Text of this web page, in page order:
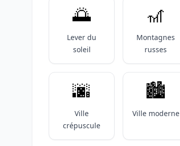
🌅
Lever du
soleil
🎢
Montagnes
russes
🌆
Ville
crépuscule
🏙️
Ville moderne